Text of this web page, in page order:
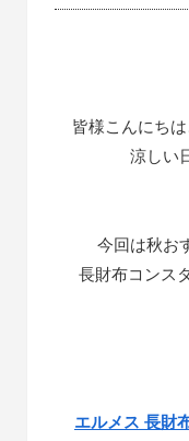
皆様こんにち
涼しい
今回は秋お
長財布コンス
エルメス 長財